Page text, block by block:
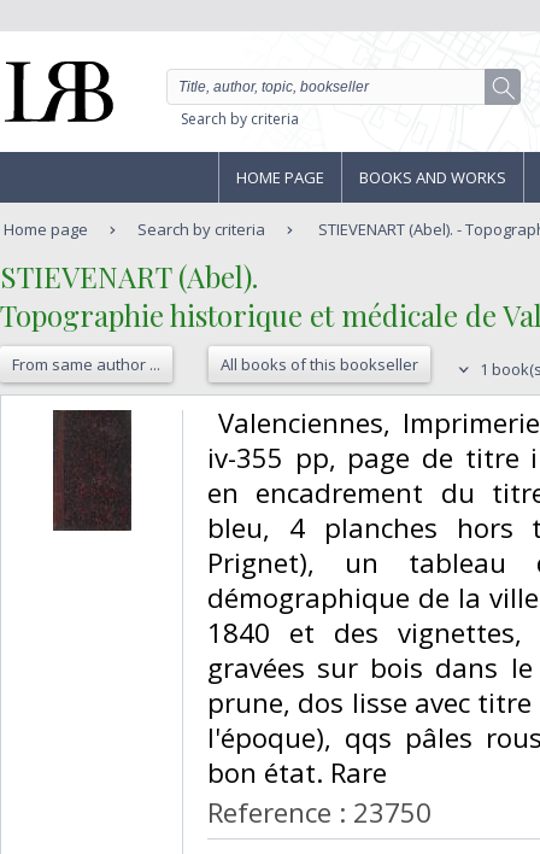
Search by criteria
HOME PAGE BOOKS AND WORKS
Home page Search by criteria STIEVENART (Abel). -
‎STIEVENART (Abel).‎
‎Topographie historique et médicale de
From same author ... All books of this bookseller 1
Valenciennes,
iv-355 pp, page de titre
en encadrement du
bleu, 4 planches hors
Prignet), un tableau
démographique de la
1840 et des vignettes,
gravées sur bois dans
prune, dos lisse avec
l'époque), qqs pâles
bon état. Rare‎
Reference : 23750